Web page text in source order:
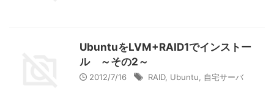
UbuntuをLVM+RAID1でインストー
ル ～その2～
2012/7/16 RAID, Ubuntu 自宅サーバ